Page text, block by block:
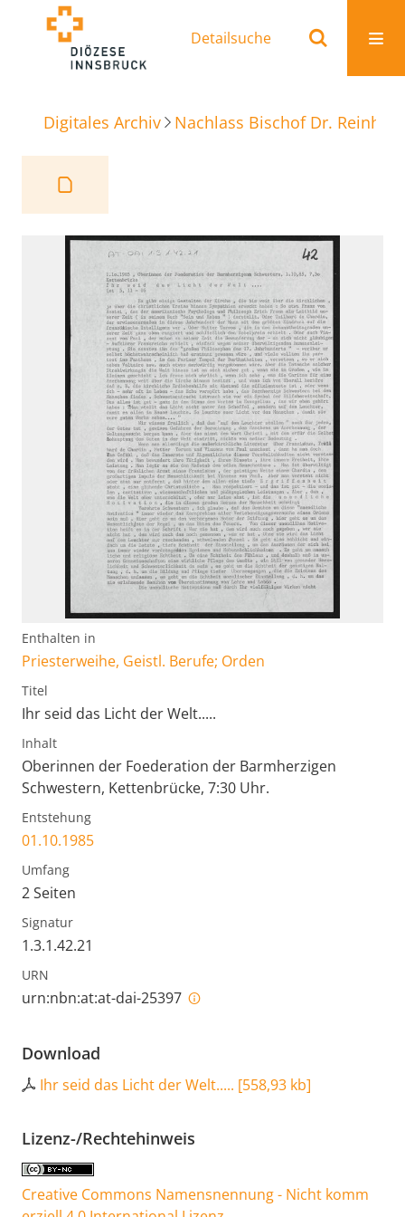
Detailsuche
Digitales Archiv Nachlass Bischof Dr.
Enthalten in
Priesterweihe, Geistl. Berufe; Orden
Titel
Ihr seid das Licht der Welt.....
Inhalt
Oberinnen der Foederation der Barmherzigen
Schwestern, Kettenbrücke, 7:30 Uhr.
Entstehung
01.10.1985
Umfang
2 Seiten
Signatur
1.3.1.42.21
URN
urn:nbn:at:at-dai-25397
Download
Ihr seid das Licht der Welt..... [558,93 kb]
Lizenz-/Rechtehinweis
Creative Commons Namensnennung - Nicht komm